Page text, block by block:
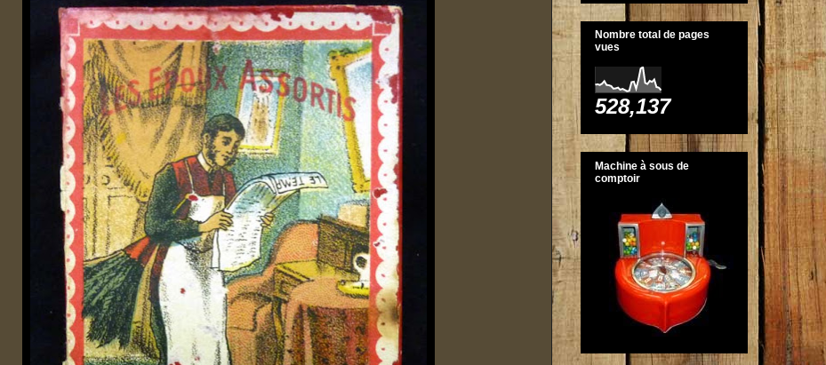
Nombre total de pages
vues
528,137
Machine à sous de
comptoir